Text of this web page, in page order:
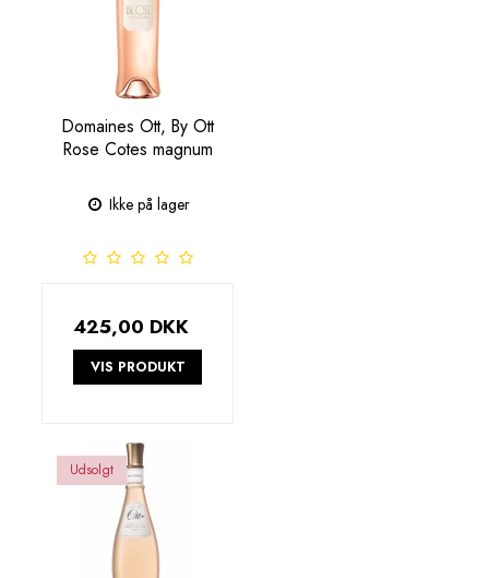
Domaines Ott, By Ott
Rose Cotes magnum
Ikke på lager
425,00 DKK
VIS PRODUKT
Udsolgt